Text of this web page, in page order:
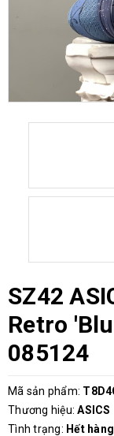
SZ42
Retro
085124
Mã sản phẩm:
Thương hiệu: ASICS
Tình trạng: Hết hàng